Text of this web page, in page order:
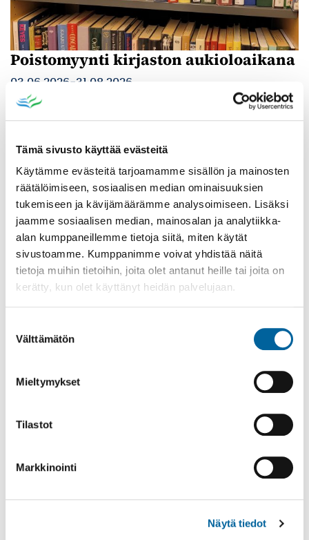
Tämä sivusto käyttää evästeitä
Käytämme evästeitä tarjoamamme sisällön ja mainosten
räätälöimiseen, sosiaalisen median ominaisuuksien
tukemiseen ja kävijämäärämme analysoimiseen. Lisäksi
jaamme sosiaalisen median, mainosalan ja analytiikka-
alan kumppaneillemme tietoja siitä, miten käytät
sivustoamme. Kumppanimme voivat yhdistää näitä
tietoja muihin tietoihin, joita olet antanut heille tai joita on
kerätty, kun olet käyttänyt heidän palvelujaan.
valinta
Välttämätön
Mieltymykset
Tilastot
Markkinointi
Näytä tiedot
Poistomyynti kirjaston aukioloaikana
03.06.2026-31.08.2026
Poppelikatu 10
Vatulanharjun Vestivaalit
Palinperäntie 1312